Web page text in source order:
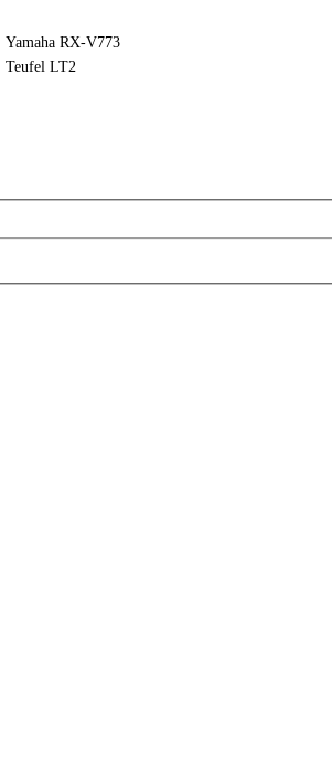
Yamaha RX-V773
Teufel LT2